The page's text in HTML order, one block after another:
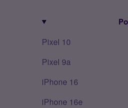
Pixel 10
Pixel 9a
iPhone 16
iPhone 16e